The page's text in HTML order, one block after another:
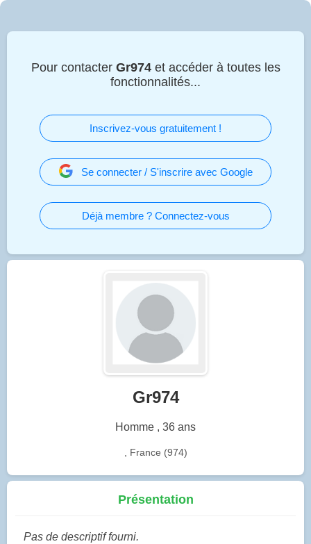
Pour contacter Gr974et accéder à toutes les
fonctionnalités...
Inscrivez-vous gratuitement !
Se connecter / S'inscrire avec Google
Déjà membre ? Connectez-vous
Gr974
Homme , 36 ans
, France (974)
Présentation
Pas de descriptif fourni.